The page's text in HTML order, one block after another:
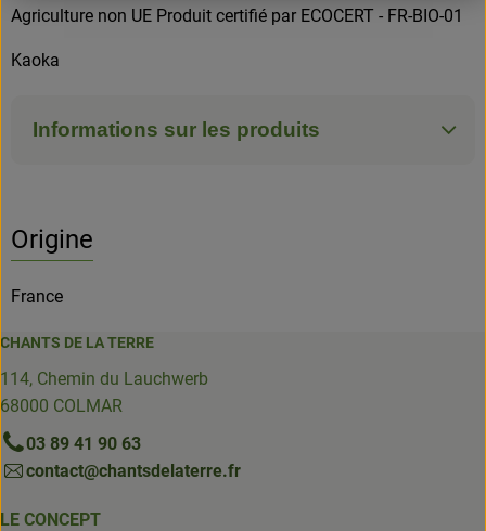
Agriculture non UE Produit certifié par ECOCERT - FR-BIO-01
Kaoka
Informations sur les produits
Origine
France
CHANTS DE LA TERRE
114, Chemin du Lauchwerb
68000 COLMAR
03 89 41 90 63
contact@chantsdelaterre.fr
LE CONCEPT